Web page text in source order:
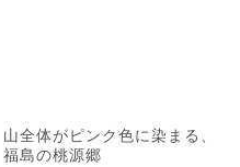
山全体がピンク色に染まる、
福島の桃源郷